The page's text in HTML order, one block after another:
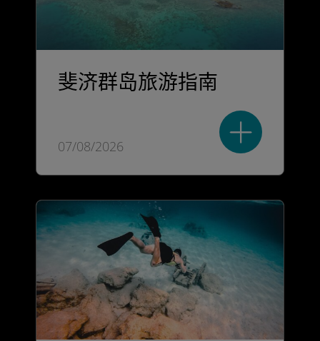
斐济群岛旅游指南
07/08/2026